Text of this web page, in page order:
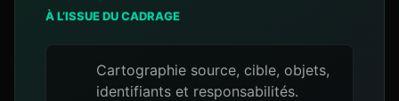
À L’ISSUE DU CADRAGE
Cartographie source, cible, objets,
identifiants et responsabilités.